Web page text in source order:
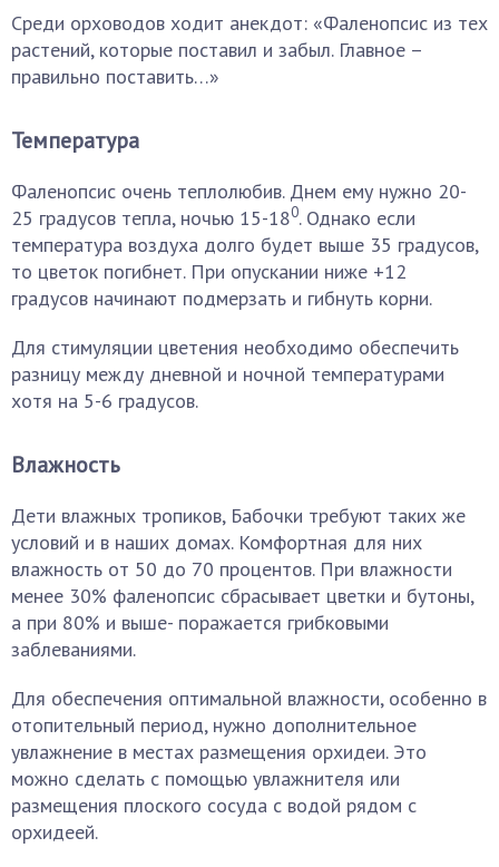
Среди орховодов ходит анекдот: «Фаленопсис из тех
растений, которые поставил и забыл. Главное –
правильно поставить…»
Температура
Фаленопсис очень теплолюбив. Днем ему нужно 20-
25 градусов тепла, ночью 15-180. Однако если
температура воздуха долго будет выше 35 градусов,
то цветок погибнет. При опускании ниже +12
градусов начинают подмерзать и гибнуть корни.
Для стимуляции цветения необходимо обеспечить
разницу между дневной и ночной температурами
хотя на 5-6 градусов.
Влажность
Дети влажных тропиков, Бабочки требуют таких же
условий и в наших домах. Комфортная для них
влажность от 50 до 70 процентов. При влажности
менее 30% фаленопсис сбрасывает цветки и бутоны,
а при 80% и выше- поражается грибковыми
заблеваниями.
Для обеспечения оптимальной влажности, особенно в
отопительный период, нужно дополнительное
увлажнение в местах размещения орхидеи. Это
можно сделать с помощью увлажнителя или
размещения плоского сосуда с водой рядом с
орхидеей.